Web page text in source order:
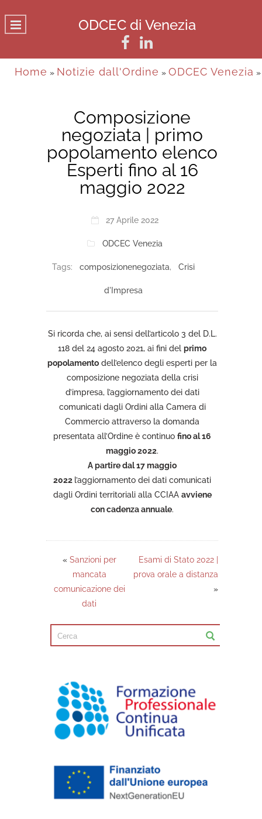
ODCEC di Venezia
Home » Notizie dall'Ordine » ODCEC Venezia »
Composizione
negoziata | primo
popolamento elenco
Esperti fino al 16
maggio 2022
27 Aprile 2022
ODCEC Venezia
Tags: composizionenegoziata, Crisi
d'Impresa
Si ricorda che, ai sensi dell’articolo 3 del D.L.
118 del 24 agosto 2021, ai fini del primo
popolamento dell’elenco degli esperti per la
composizione negoziata della crisi
d’impresa, l’aggiornamento dei dati
comunicati dagli Ordini alla Camera di
Commercio attraverso la domanda
presentata all’Ordine è continuo fino al 16
maggio 2022.
A partire dal 17 maggio
2022 l’aggiornamento dei dati comunicati
dagli Ordini territoriali alla CCIAA avviene
con cadenza annuale.
« Sanzioni per
mancata
comunicazione dei
dati
Esami di Stato 2022 |
prova orale a distanza
»